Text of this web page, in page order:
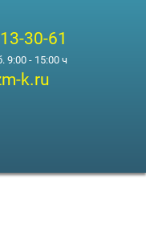
30-61
9:00 - 15:00 ч
k.ru